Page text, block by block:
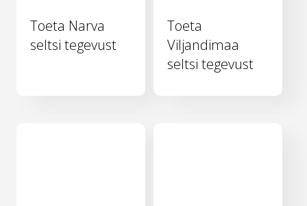
Toeta Narva
seltsi tegevust
Toeta
Viljandimaa
seltsi tegevust